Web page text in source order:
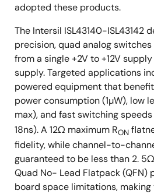
adopted these products.
The Intersil ISL43140-ISL43142
precision, quad analog
from a single +2V to +12V
supply. Targeted applications
powered equipment that
power consumption (1µW), low
max), and fast switching
18ns). A 12Ω maximum RON
fidelity, while channel-to-
guaranteed to be less than 2.
Quad No- Lead Flatpack (QFN)
board space limitations,